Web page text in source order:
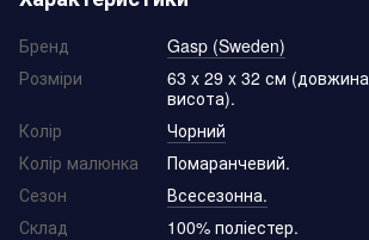
Бренд
Gasp (Sweden)
Розміри
63 x 29 x 32 см
висота).
Колір
Чорний
Колір малюнка
Помаранчевий.
Сезон
Всесезонна.
Склад
100% поліестер.